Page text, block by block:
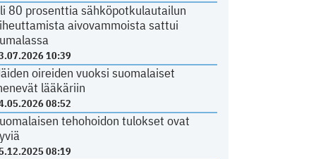
80 prosenttia sähköpotkulautailun
aivovammoista sattui
10:39
oireiden vuoksi suomalaiset
lääkäriin
08:52
tehohoidon tulokset ovat
08:19